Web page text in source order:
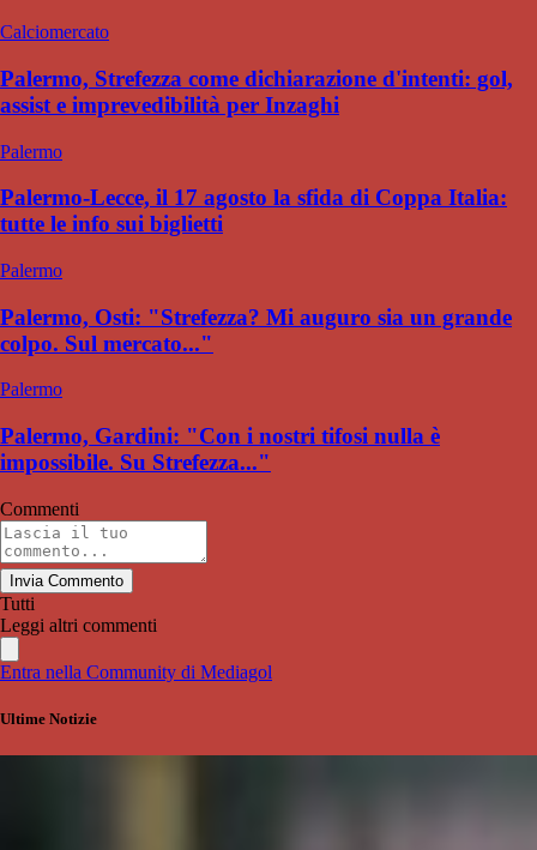
Calciomercato
Palermo, Strefezza come dichiarazione d'intenti: gol,
assist e imprevedibilità per Inzaghi
Palermo
Palermo-Lecce, il 17 agosto la sfida di Coppa Italia:
tutte le info sui biglietti
Palermo
Palermo, Osti: "Strefezza? Mi auguro sia un grande
colpo. Sul mercato..."
Palermo
Palermo, Gardini: "Con i nostri tifosi nulla è
impossibile. Su Strefezza..."
Commenti
Invia Commento
Tutti
Leggi altri commenti
Entra nella Community di Mediagol
Ultime Notizie